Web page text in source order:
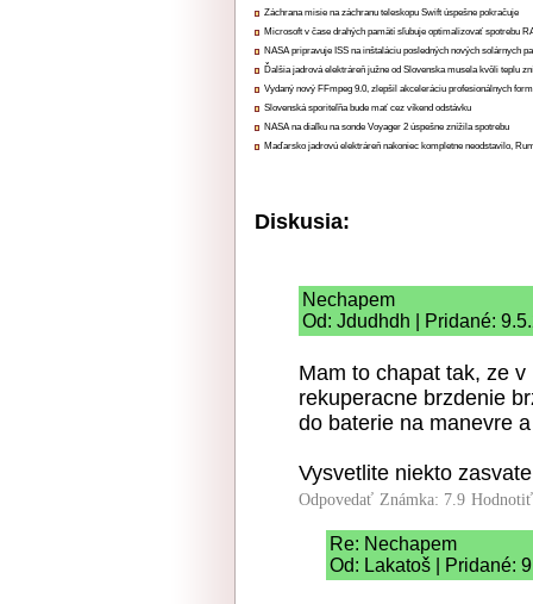
Záchrana misie na záchranu teleskopu Swift úspešne pokračuje
Microsoft v čase drahých pamätí sľubuje optimalizovať spotrebu
NASA pripravuje ISS na inštaláciu posledných nových solárnych
Ďalšia jadrová elektráreň južne od Slovenska musela kvôli teplu
Vydaný nový FFmpeg 9.0, zlepšil akceleráciu profesionálnych
Slovenská sporiteľňa bude mať cez víkend odstávku
NASA na diaľku na sonde Voyager 2 úspešne znížila spotrebu
Maďarsko jadrovú elektráreň nakoniec kompletne neodstavilo,
Diskusia:
Nechapem
Od: Jdudhdh | Pridané:
Mam to chapat tak, ze
rekuperacne brzdenie
do baterie na manevre
Vysvetlite niekto
Odpovedať Známka: 7.9
Re: Nechapem
Od: Lakatoš | Pridané: